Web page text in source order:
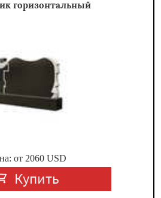
горизонтальный
от 2060USD
Купить